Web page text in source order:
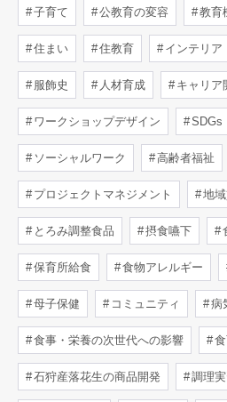
子育て 公教育の変容 教育
住まい 住教育 インテリア
服飾史 人材育成 キャリア
ワークショップデザイン SDGs
ソーシャルワーク 高齢者福祉
プロジェクトマネジメント 地域
とろみ調整食品 摂食嚥下
保育所給食 食物アレルギー
母子保健 コミュニティ 病
食事・栄養の次世代への影響 食
石狩産落花生の商品開発 調理実